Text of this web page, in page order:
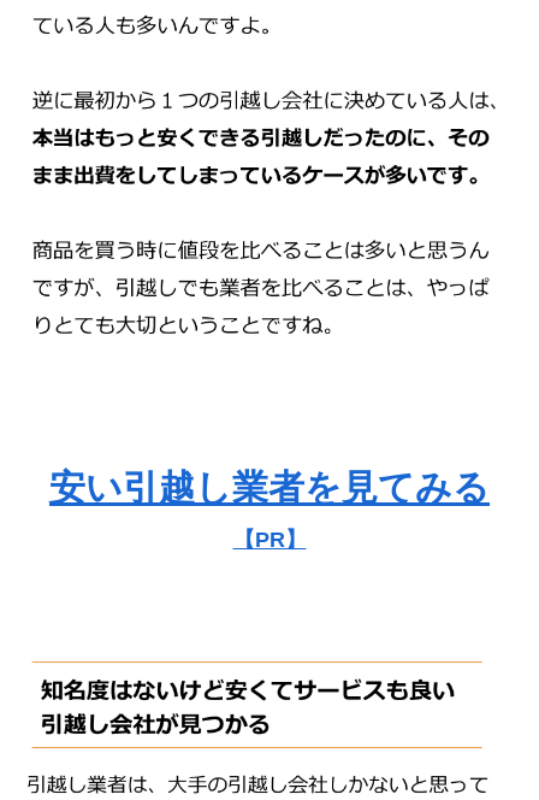
安い引越し業者を見てみる
【PR】